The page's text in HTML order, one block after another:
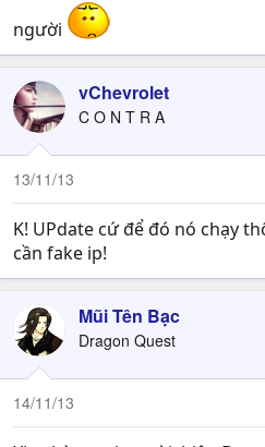
người
vChevrolet
C O N T R A
13/11/13
K! UPdate cứ để đó nó chạy
cần fake ip!
Mũi Tên Bạc
Dragon Quest
14/11/13